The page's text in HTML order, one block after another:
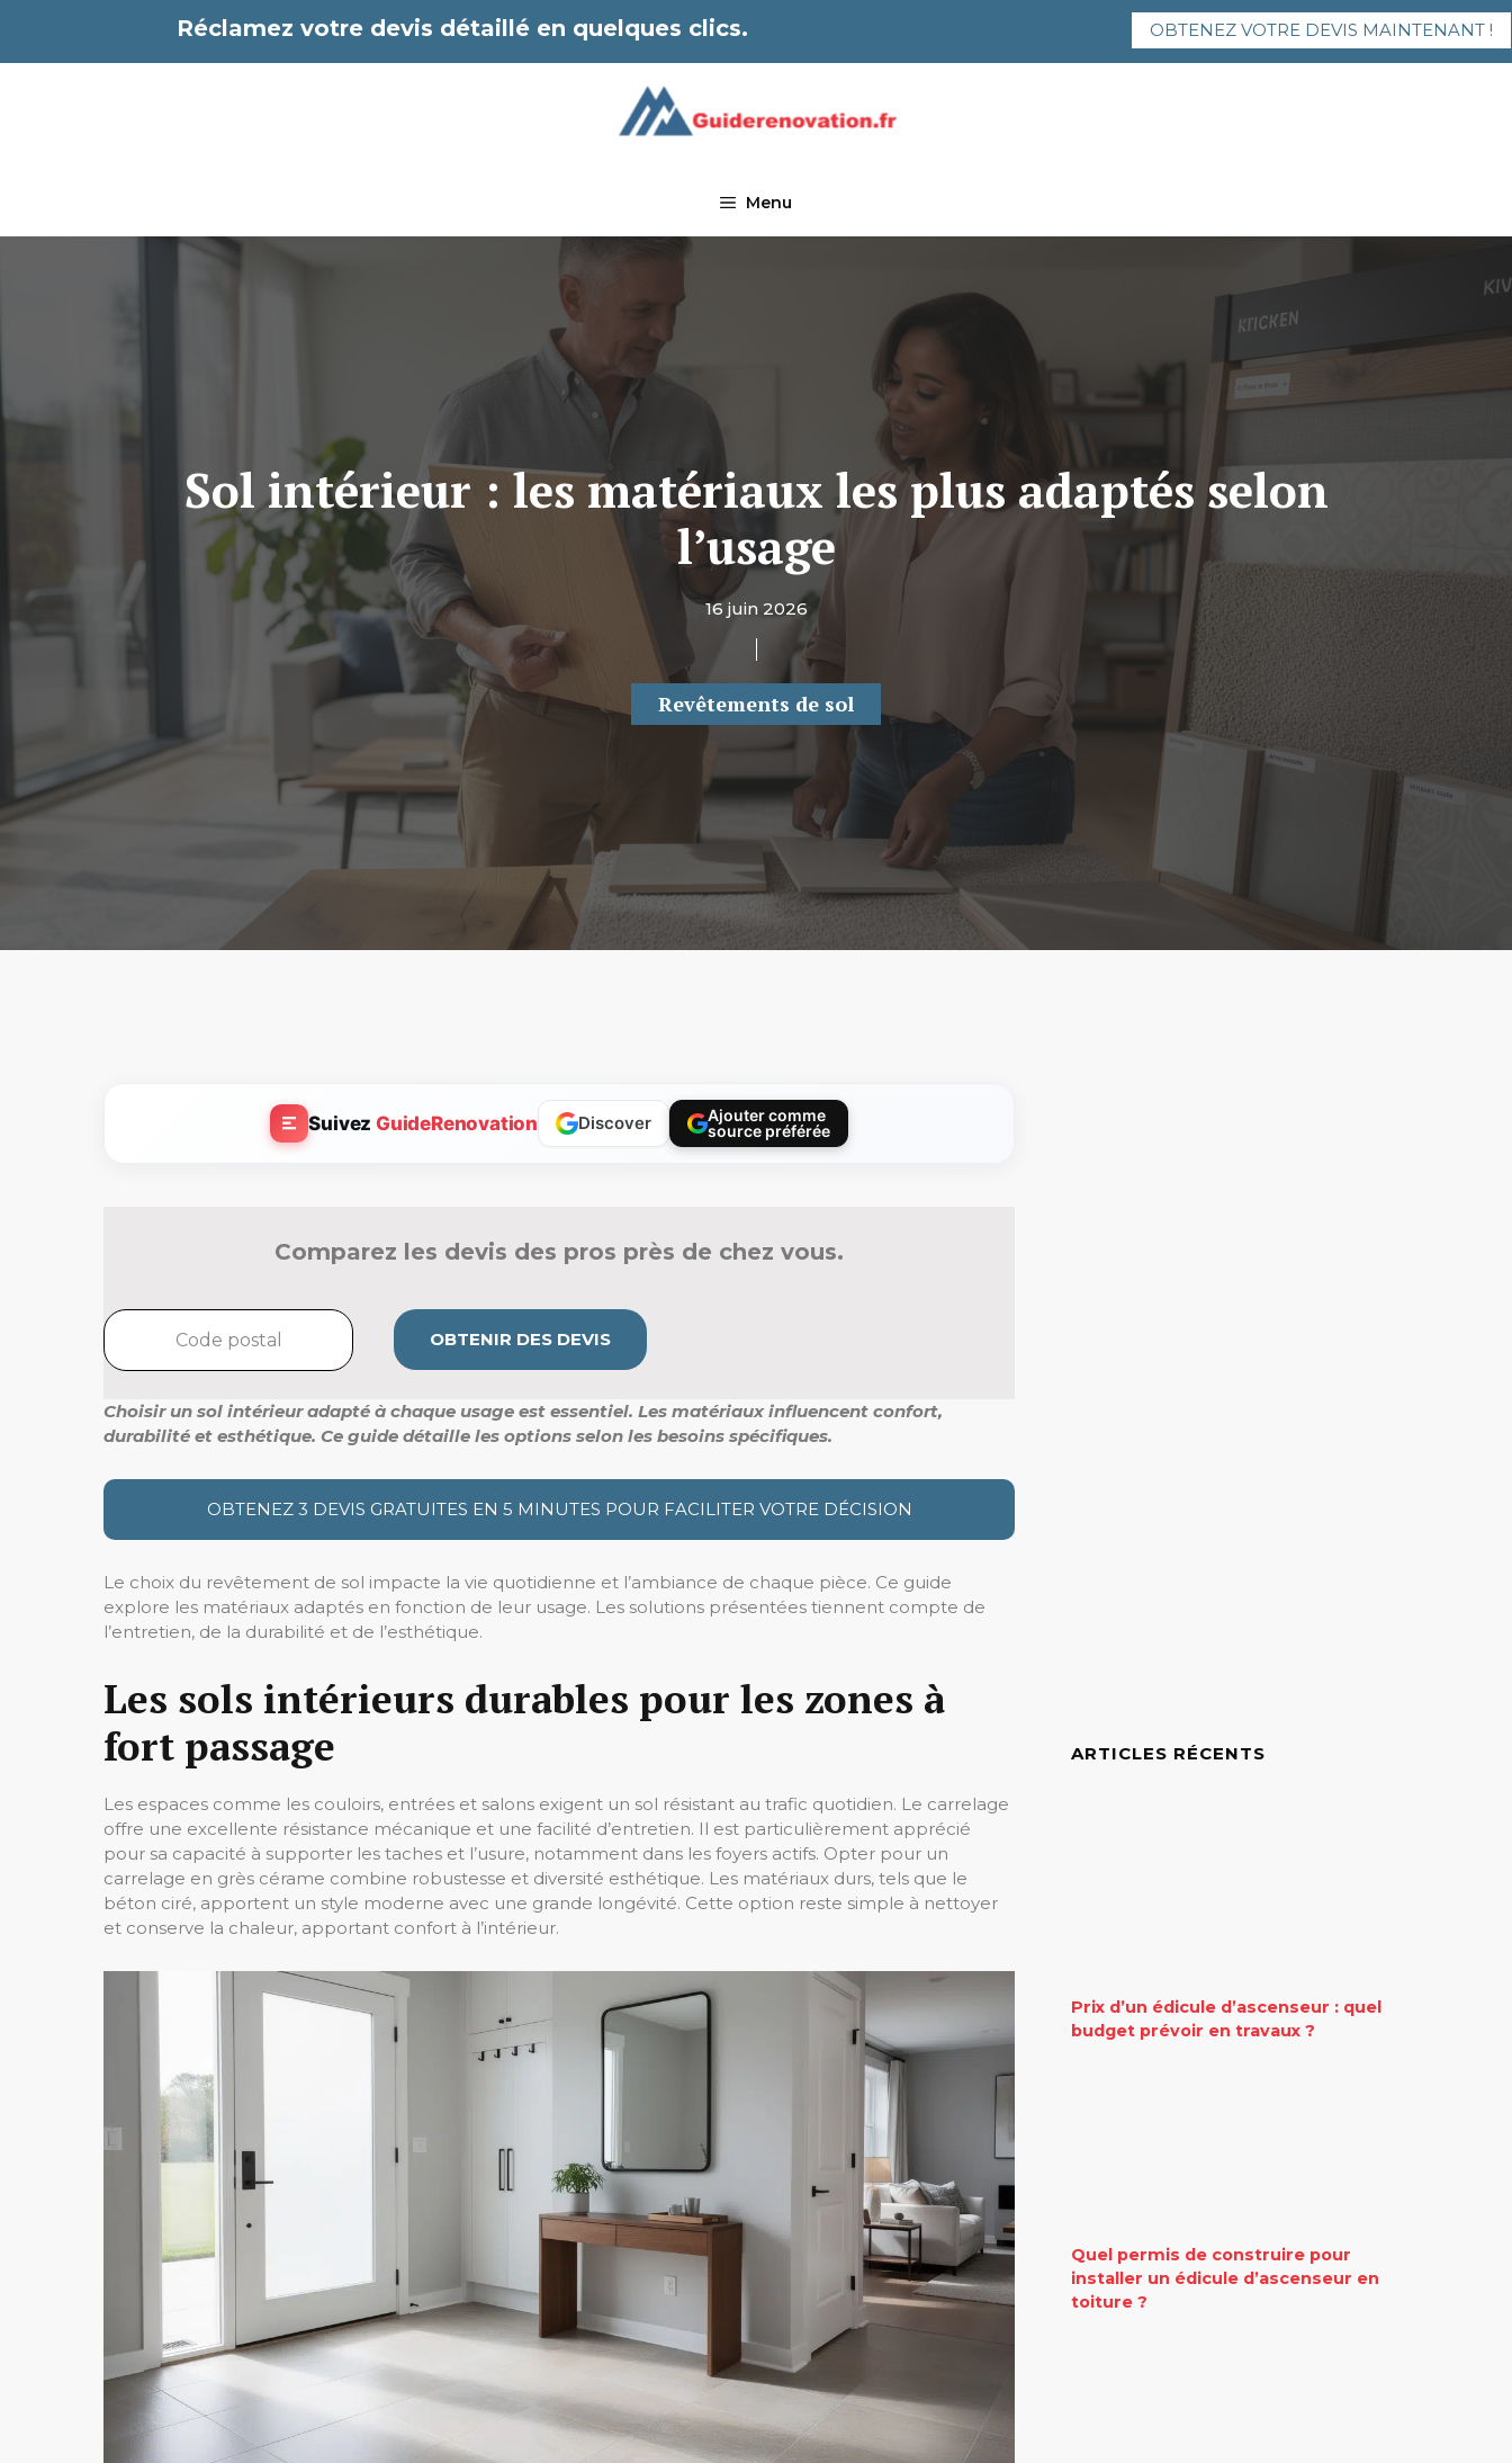
contenu
Réclamez votre devis détaillé en quelques clics. OBTENEZ VOTRE DEVIS MAINTENANT !
Menu
Sol intérieur : les matériaux les plus adaptés selon
l’usage
16 juin 2026
Revêtements de sol
SuivezGuideRenovation Discover
Ajouter comme
source préférée
Comparez les devis des pros près de chez vous.
OBTENIR DES DEVIS
Choisir un sol intérieur adapté à chaque usage est essentiel. Les matériaux influencent confort,
durabilité et esthétique. Ce guide détaille les options selon les besoins spécifiques.
OBTENEZ 3 DEVIS GRATUITES EN 5 MINUTES POUR FACILITER VOTRE DÉCISION
Le choix du revêtement de sol impacte la vie quotidienne et l’ambiance de chaque pièce. Ce guide
explore les matériaux adaptés en fonction de leur usage. Les solutions présentées tiennent compte de
l’entretien, de la durabilité et de l’esthétique.
Les sols intérieurs durables pour les zones à
fort passage
Les espaces comme les couloirs, entrées et salons exigent un sol résistant au trafic quotidien. Le carrelage
offre une excellente résistance mécanique et une facilité d’entretien. Il est particulièrement apprécié
pour sa capacité à supporter les taches et l’usure, notamment dans les foyers actifs. Opter pour un
carrelage en grès cérame combine robustesse et diversité esthétique. Les matériaux durs, tels que le
béton ciré, apportent un style moderne avec une grande longévité. Cette option reste simple à nettoyer
et conserve la chaleur, apportant confort à l’intérieur.
ARTICLES RÉCENTS
Prix d’un édicule d’ascenseur : quel
budget prévoir en travaux ?
Quel permis de construire pour
installer un édicule d’ascenseur en
toiture ?